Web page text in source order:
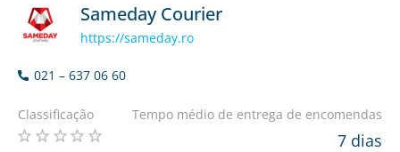
Sameday Courier
https://sameday.ro
021 – 637 06 60
Classificação Tempo médio de entrega de encomendas
7 dias